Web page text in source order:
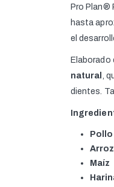
Pro Plan®
hasta
el
Elaborado
natural ,
dientes.
Arroz
Maíz